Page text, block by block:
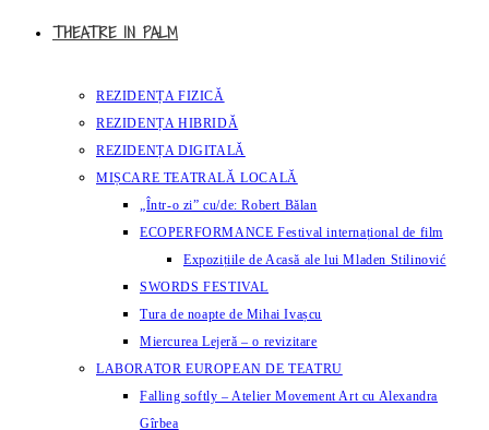
THEATRE IN PALM
REZIDENȚA FIZICĂ
REZIDENȚA HIBRIDĂ
REZIDENȚA DIGITALĂ
MIȘCARE TEATRALĂ LOCALĂ
„Într-o zi” cu/de: Robert Bălan
ECOPERFORMANCE Festival internațional de film
Expozițiile de Acasă ale lui Mladen Stilinović
SWORDS FESTIVAL
Tura de noapte de Mihai Ivașcu
Miercurea Lejeră – o revizitare
LABORATOR EUROPEAN DE TEATRU
Falling softly – Atelier Movement Art cu Alexandra
Gîrbea